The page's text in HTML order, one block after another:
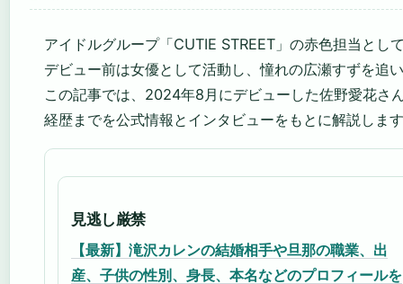
アイドルグループ「CUTIE STREET」の赤色担当とし
デビュー前は女優として活動し、憧れの広瀬すずを追
この記事では、2024年8月にデビューした佐野愛花さ
経歴までを公式情報とインタビューをもとに解説しま
見逃し厳禁
【最新】滝沢カレンの結婚相手や旦那の職業、出
産、子供の性別、身長、本名などのプロフィールを